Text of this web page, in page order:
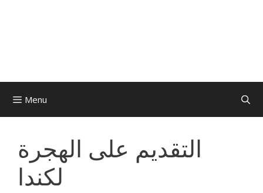
Menu
التقديم على الهجرة
لكندا